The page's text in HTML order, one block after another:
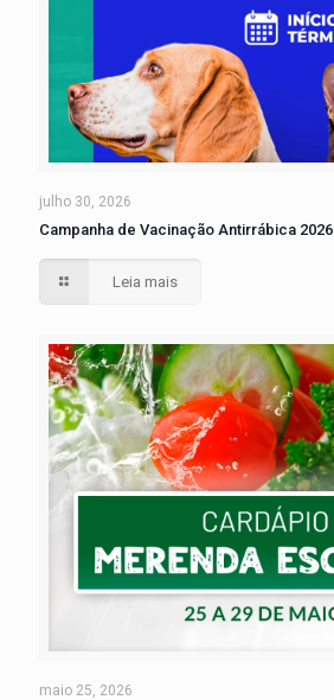
julho 30, 2026
Campanha de Vacinação Antirrábica 2026
Leia mais
maio 25, 2026